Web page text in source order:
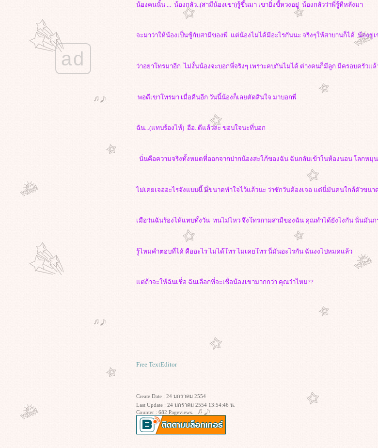
่เหลือเกินแล้ว
ตัดสินใจยังไงดี?????????
สู้ไม่ไหวแล้วค่ะ??????????
จะทำไงดี??????????
..................ขอบคุณค่ะ................
อีกนานแค่ไหนนะกับรักของเรา
ไม่น่าเชื่อเลยนะคนเรา
ad
น้องคนนั้น ... น้องกลัว..(สามีน้องเขา)รู้ขึ้นมา เขายิ่งขี้หวงอยู่ น้องกลัวว่าพี่รู้ทีหลังมา
จะมาว่าให้น้องเป็นชู้กับสามีของพี่ แต่น้องไม่ได้มีอะไรกันนะ จริงๆให้สาบานก็ได้ น้องขู่เ
ว่าอย่าโทรมาอีก ไม่งั้นน้องจะบอกพี่จริงๆ เพราะคบกันไม่ได้ ต่างคนก็มีลูก มีครอบครัวแล้
พอดีเขาโทรมา เมื่อคืนอีก วันนี้น้องก็เลยตัดสินใจ มาบอกพี่
ฉัน...(แทบร้องไห้) อือ..ดีแล้วล่ะ ขอบใจนะที่บอก
นั่นคือความจริงทั้งหมดที่ออกจากปากน้องสะใภ้ของฉัน ฉันกลับเข้าในห้องนอน โลกหมุ
ไม่เคยเจออะไรจังแบบนี้ นี่ขนาดทำใจไว้แล้วนะ ว่าซักวันต้องเจอ แต่นี่มันคนใกล้ตัวขน
เมือว่นฉันร้องไห้แทบทั้งวัน ทนไม่ไหว จึงโทรถามสามีของฉัน คุณทำได้ยังไงกัน นั่นมันภ
รู้ไหมคำตอบที่ได้ คืออะไร ไม่ได้โทร ไม่เคยโทร นี่มันอะไรกัน ฉันงงไปหมดแล้ว
ต่ถ้าจะให้ฉันเชื่อ ฉันเลือกที่จะเชื่อน้องเขามากกว่า คุณว่าไหม??
Free TextEditor
Create Date : 24 มกราคม 2554
Last Update : 24 มกราคม 2554 13:54:46 น.
Counter : 682 Pageviews.